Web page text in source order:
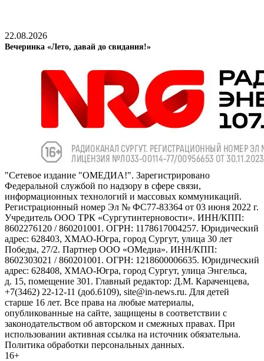
22.08.2026
Вечеринка «Лето, давай до свидания!»
"Сетевое издание "ОМЕДИА!". Зарегистрировано
Федеральной службой по надзору в сфере связи,
информационных технологий и массовых коммуникаций.
Регистрационный номер Эл № ФС77-83364 от 03 июня 2022 г.
Учредитель ООО ТРК «Сургутинтерновости». ИНН/КПП:
8602276120 / 860201001. ОГРН: 1178617004257. Юридический
адрес: 628403, ХМАО-Югра, город Сургут, улица 30 лет
Победы, 27/2. Партнер ООО «ОМедиа». ИНН/КПП:
8602303021 / 860201001. ОГРН: 1218600006635. Юридический
адрес: 628408, ХМАО-Югра, город Сургут, улица Энгельса,
д. 15, помещение 301. Главный редактор: Д.М. Караченцева,
+7(3462) 22-12-11 (доб.6109), site@in-news.ru. Для детей
старше 16 лет. Все права на любые материалы,
опубликованные на сайте, защищены в соответствии с
законодательством об авторском и смежных правах. При
использовании активная ссылка на источник обязательна.
Политика обработки персональных данных.
16+